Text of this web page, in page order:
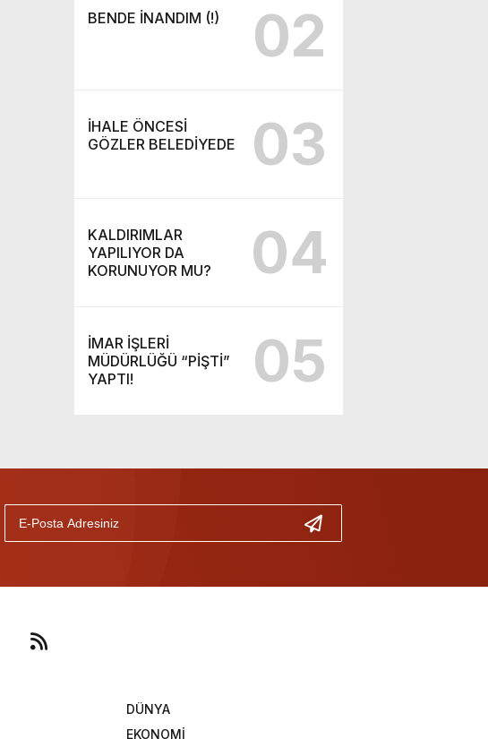
BENDE İNANDIM (!) 02
İHALE ÖNCESİ
GÖZLER BELEDİYEDE
03
KALDIRIMLAR
YAPILIYOR DA
KORUNUYOR MU?
04
İMAR İŞLERİ
MÜDÜRLÜĞÜ “PİŞTİ”
YAPTI!
05
DÜNYA
EKONOMİ